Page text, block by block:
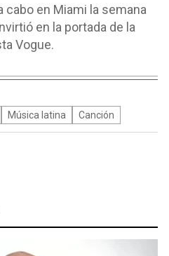
cabo en Miami la semana
en la portada de la
Vogue.
Música latina Canción